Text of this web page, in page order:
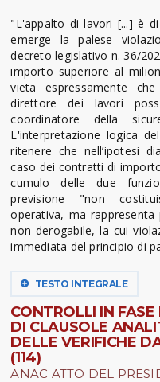
"L'appalto di lavori [...] è
emerge la palese
decreto legislativo n. 36/
importo superiore al
vieta espressamente
direttore dei lavori
coordinatore della
L'interpretazione logica
ritenere che nell’ipotesi
caso dei contratti di
cumulo delle due
previsione "non
operativa, ma
non derogabile, la cui
immediata del principio di
TESTO INTEGRALE
CONTROLLI IN FASE
DI CLAUSOLE
DELLE VERIFICHE
(114)
ANAC ATTO DEL